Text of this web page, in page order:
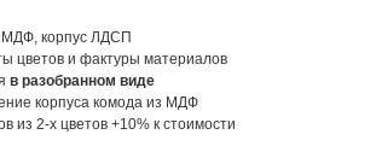
корпус ЛДСП
цветов и фактуры материалов
в разобранном виде
корпуса комода из МДФ
из 2-х цветов +10% к стоимости